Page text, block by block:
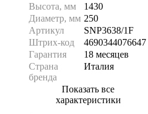
Высота, мм
1430
Диаметр, мм 250
Артикул
SNP3638/1F
Штрих-код
4690344076647
Гарантия
18 месяцев
Страна
бренда
Италия
Показать все
характеристики